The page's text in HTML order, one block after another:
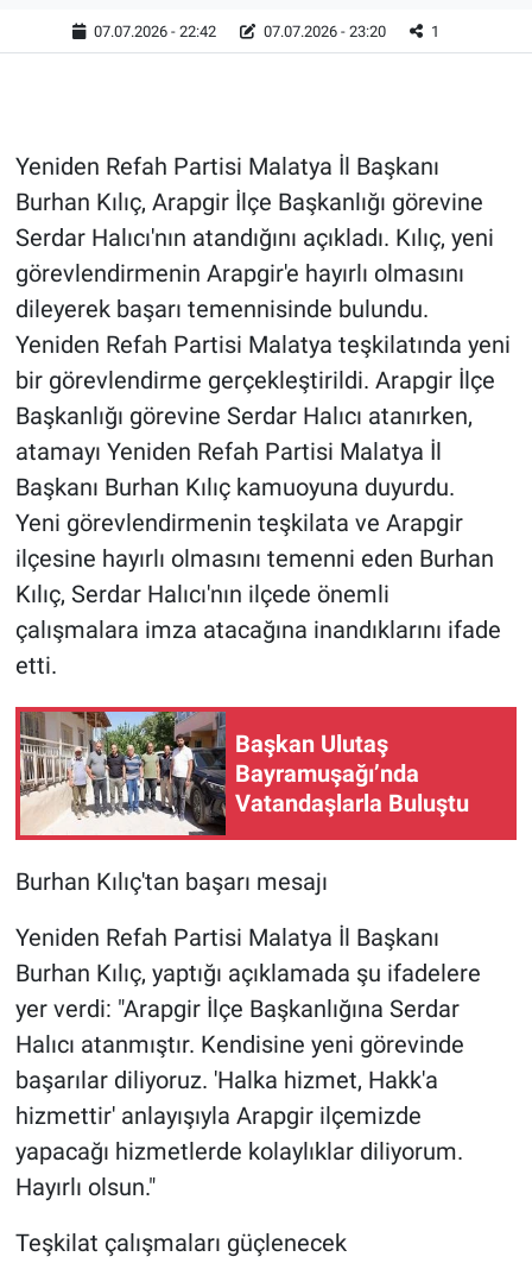
07.07.2026 - 22:42 07.07.2026 - 23:20 1
Yeniden Refah Partisi Malatya İl Başkanı
Burhan Kılıç, Arapgir İlçe Başkanlığı görevine
Serdar Halıcı'nın atandığını açıkladı. Kılıç, yeni
görevlendirmenin Arapgir'e hayırlı olmasını
dileyerek başarı temennisinde bulundu.
Yeniden Refah Partisi Malatya teşkilatında yeni
bir görevlendirme gerçekleştirildi. Arapgir İlçe
Başkanlığı görevine Serdar Halıcı atanırken,
atamayı Yeniden Refah Partisi Malatya İl
Başkanı Burhan Kılıç kamuoyuna duyurdu.
Yeni görevlendirmenin teşkilata ve Arapgir
ilçesine hayırlı olmasını temenni eden Burhan
Kılıç, Serdar Halıcı'nın ilçede önemli
çalışmalara imza atacağına inandıklarını ifade
etti.
Başkan Ulutaş
Bayramuşağı’nda
Vatandaşlarla Buluştu
Burhan Kılıç'tan başarı mesajı
Yeniden Refah Partisi Malatya İl Başkanı
Burhan Kılıç, yaptığı açıklamada şu ifadelere
yer verdi: "Arapgir İlçe Başkanlığına Serdar
Halıcı atanmıştır. Kendisine yeni görevinde
başarılar diliyoruz. 'Halka hizmet, Hakk'a
hizmettir' anlayışıyla Arapgir ilçemizde
yapacağı hizmetlerde kolaylıklar diliyorum.
Hayırlı olsun."
Teşkilat çalışmaları güçlenecek